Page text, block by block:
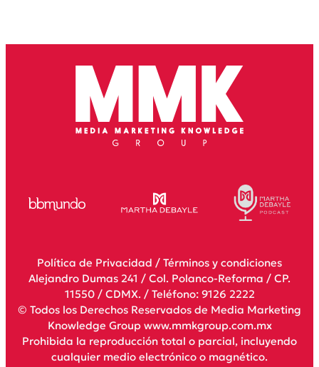
Política de Privacidad / Términos y condiciones
Alejandro Dumas 241 / Col. Polanco-Reforma / CP.
11550 / CDMX. / Teléfono: 9126 2222
© Todos los Derechos Reservados de Media Marketing
Knowledge Group www.mmkgroup.com.mx
Prohibida la reproducción total o parcial, incluyendo
cualquier medio electrónico o magnético.